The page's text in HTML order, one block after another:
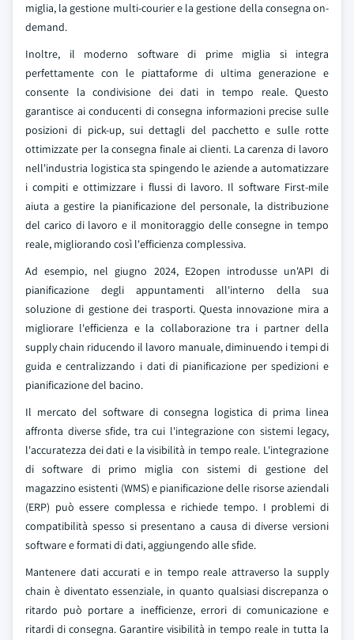
miglia, la gestione multi-courier e la gestione della consegna on-
demand.
Inoltre, il moderno software di prime miglia si integra
perfettamente con le piattaforme di ultima generazione e
consente la condivisione dei dati in tempo reale. Questo
garantisce ai conducenti di consegna informazioni precise sulle
posizioni di pick-up, sui dettagli del pacchetto e sulle rotte
ottimizzate per la consegna finale ai clienti. La carenza di lavoro
nell'industria logistica sta spingendo le aziende a automatizzare
i compiti e ottimizzare i flussi di lavoro. Il software First-mile
aiuta a gestire la pianificazione del personale, la distribuzione
del carico di lavoro e il monitoraggio delle consegne in tempo
reale, migliorando così l'efficienza complessiva.
Ad esempio, nel giugno 2024, E2open introdusse un'API di
pianificazione degli appuntamenti all'interno della sua
soluzione di gestione dei trasporti. Questa innovazione mira a
migliorare l'efficienza e la collaborazione tra i partner della
supply chain riducendo il lavoro manuale, diminuendo i tempi di
guida e centralizzando i dati di pianificazione per spedizioni e
pianificazione del bacino.
Il mercato del software di consegna logistica di prima linea
affronta diverse sfide, tra cui l'integrazione con sistemi legacy,
l'accuratezza dei dati e la visibilità in tempo reale. L'integrazione
di software di primo miglia con sistemi di gestione del
magazzino esistenti (WMS) e pianificazione delle risorse aziendali
(ERP) può essere complessa e richiede tempo. I problemi di
compatibilità spesso si presentano a causa di diverse versioni
software e formati di dati, aggiungendo alle sfide.
Mantenere dati accurati e in tempo reale attraverso la supply
chain è diventato essenziale, in quanto qualsiasi discrepanza o
ritardo può portare a inefficienze, errori di comunicazione e
ritardi di consegna. Garantire visibilità in tempo reale in tutta la